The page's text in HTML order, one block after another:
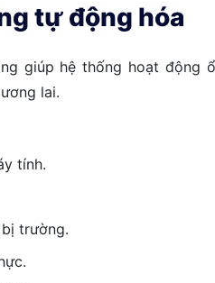
tự động hóa
giúp hệ thống hoạt động
lai.
tính.
trường.